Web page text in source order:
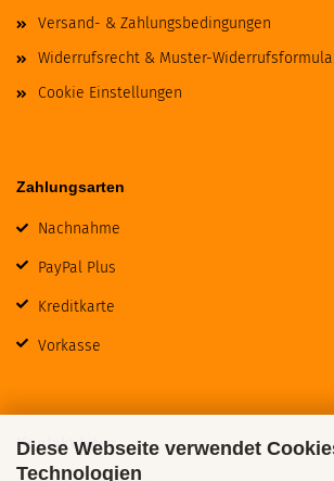
Diese Webseite verwendet
Technologien
Versand- & Zahlungsbedingungen
Widerrufsrecht & Muster-
Cookie Einstellungen
Zahlungsarten
Nachnahme
PayPal Plus
Kreditkarte
Vorkasse
Kontaktdaten